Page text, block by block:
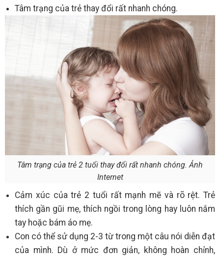
Tâm trạng của trẻ thay đổi rất nhanh chóng.
Tâm trạng của trẻ 2 tuổi thay đổi rất nhanh chóng. Ảnh
Internet
Cảm xúc của trẻ 2 tuổi rất mạnh mẽ và rõ rệt. Trẻ
thích gần gũi mẹ, thích ngồi trong lòng hay luôn nắm
tay hoặc bám áo mẹ.
Con có thể sử dụng 2-3 từ trong một câu nói diễn đạt
của mình. Dù ở mức đơn giản, không hoàn chỉnh,